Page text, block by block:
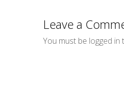
Leave a
You must be logged in